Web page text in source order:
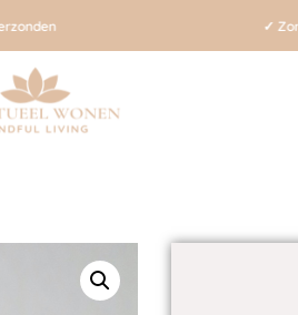
✓ Zorgvuldig verpakt en met liefde verzonden